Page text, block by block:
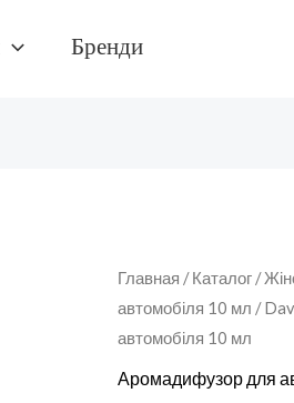
Бренди
Главная /Каталог /
автомобіля 10 мл /
автомобіля 10 мл
Аромадифузор для
Количество
товара
Davidoff
Cool